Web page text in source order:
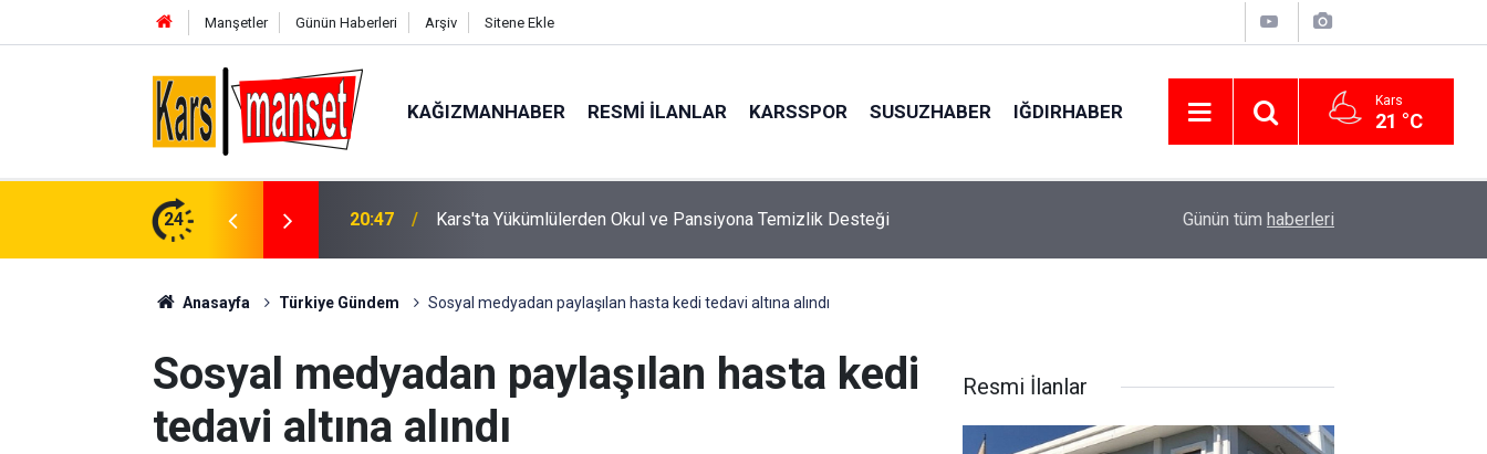
Manşetler Günün Haberleri Arşiv Sitene Ekle
KAĞIZMANHABER RESMI İLANLAR KARSSPOR SUSUZHABER IĞDIRHABER Kars
21 °C
24
Temizlik Desteği 20:46 Rusya açıklarındaki Türk kuru yük gemisine İHA saldırısı Otomobilin çarptığı yaşlı adam hayatını kaybetti
Günün tüm haberleri
Anasayfa Türkiye Gündem Sosyal medyadan paylaşılan hasta kedi tedavi altına alındı
Sosyal medyadan paylaşılan hasta kedi
tedavi altına alındı
Resmi İlanlar